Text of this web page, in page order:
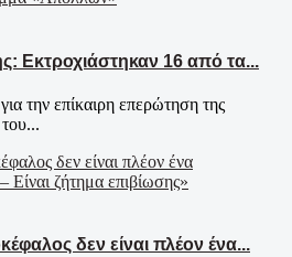
Εκτροχιάστηκαν 16 από τα...
την επίκαιρη επερώτηση της
δεν είναι πλέον ένα...